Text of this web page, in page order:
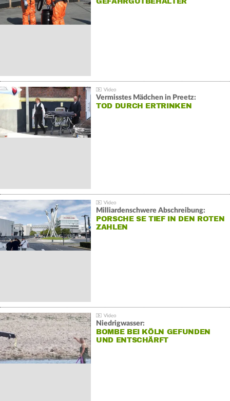
Vermisstes Mädchen in Preetz:
TOD DURCH ERTRINKEN
Milliardenschwere Abschreibung:
PORSCHE SE TIEF IN DEN ROTEN
ZAHLEN
Niedrigwasser:
BOMBE BEI KÖLN GEFUNDEN
UND ENTSCHÄRFT